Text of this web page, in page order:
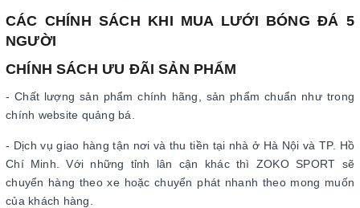
CÁC CHÍNH SÁCH KHI MUA LƯỚI BÓNG ĐÁ 5
NGƯỜI
CHÍNH SÁCH ƯU ĐÃI SẢN PHẨM
- Chất lượng sản phẩm chính hãng, sản phẩm chuẩn như trong
chính website quảng bá.
- Dịch vụ giao hàng tận nơi và thu tiền tại nhà ở Hà Nội và TP. Hồ
Chí Minh. Với những tỉnh lân cận khác thì ZOKO SPORT sẽ
chuyển hàng theo xe hoặc chuyển phát nhanh theo mong muốn
của khách hàng.